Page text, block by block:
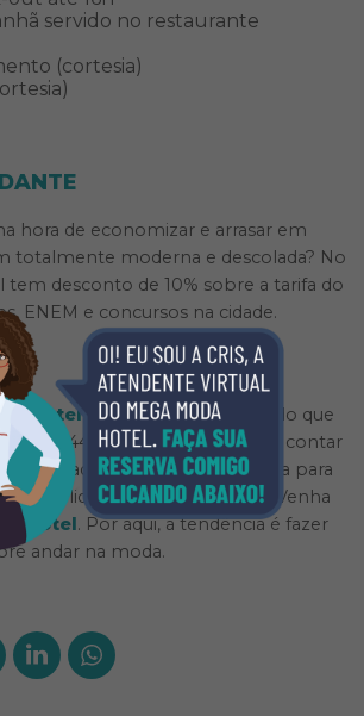
servido no restaurante
(cortesia)
hora de economizar e arrasar em
totalmente moderna e descolada? No
tem desconto de 10% sobre a tarifa do
ENEM e concursos na cidade.
Hotel, fica fácil aproveitar tudo que
na 44, além de, claro, poder contar
qualidade e uma equipe pronta para
delicado em que vivemos. Venha
Hotel . Por aqui, a tendência é fazer
andar na moda.